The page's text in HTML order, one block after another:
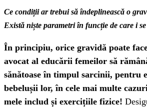
Ce condiții ar trebui să îndeplinească o
Există niște parametri în funcție de care i
În principiu, orice gravidă poate
avocat al educării femeilor să
sănătoase în timpul sarcinii, pentru
bebelușii lor, în cele mai multe
mele includ și exercițiile fizice!